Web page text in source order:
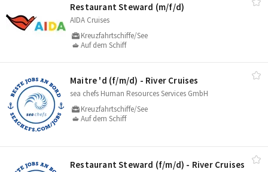
Restaurant Steward (m/​f/​d)
AIDA Cruises
Kreuzfahrtschiffe/See
Auf dem Schiff
Maitre 'd (f/​m/​d) - River Cruises
sea chefs Human Resources Services GmbH
Kreuzfahrtschiffe/See
Auf dem Schiff
Restaurant Steward (f/​m/​d) - River Cruises